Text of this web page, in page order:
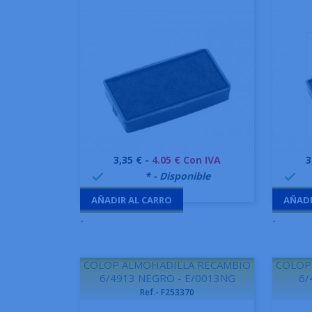
 Vista rápida
Precio
3,35 € - 4.05 € Con IVA
 * - Disponible
AÑADIR AL CARRO
-

-
COLOP ALMOHADILLA RECAMBIO
6/4913 NEGRO - E/0013NG
Ref.- F253370
6/